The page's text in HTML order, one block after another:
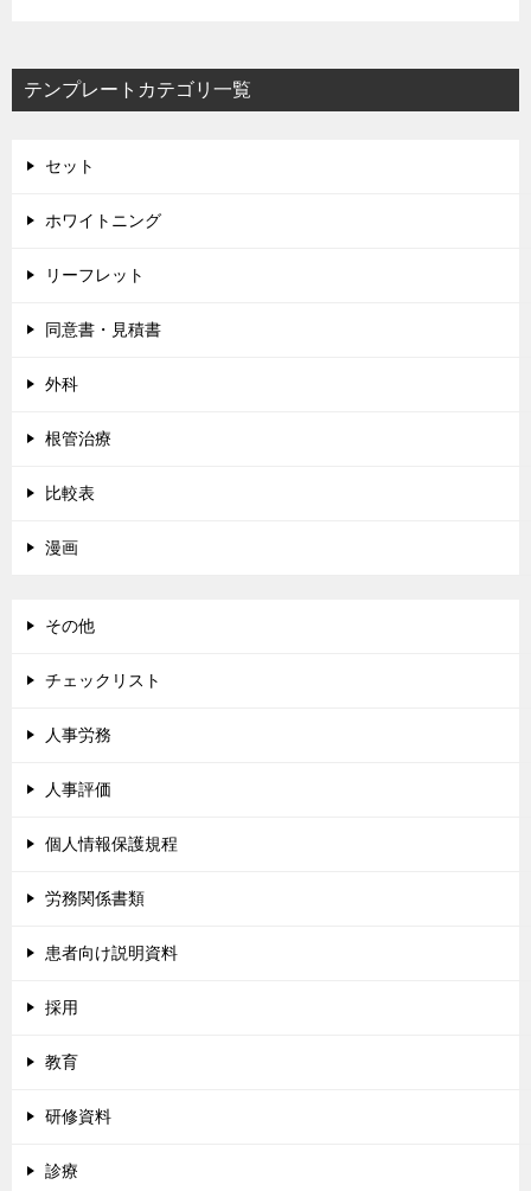
シ
ン
テンプレートカテゴリ一覧
セット
ホワイトニング
リーフレット
同意書・見積書
外科
根管治療
比較表
漫画
その他
チェックリスト
人事労務
人事評価
個人情報保護規程
労務関係書類
患者向け説明資料
採用
教育
研修資料
診療